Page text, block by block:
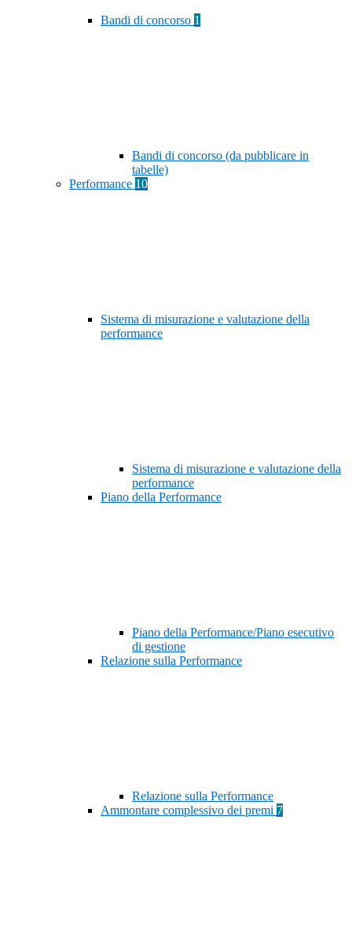
Bandi di concorso 1
Bandi di concorso (da pubblicare in
tabelle)
Performance 10
Sistema di misurazione e valutazione della
performance
Sistema di misurazione e valutazione della
performance
Piano della Performance
Piano della Performance/Piano esecutivo
di gestione
Relazione sulla Performance
Relazione sulla Performance
Ammontare complessivo dei premi 7